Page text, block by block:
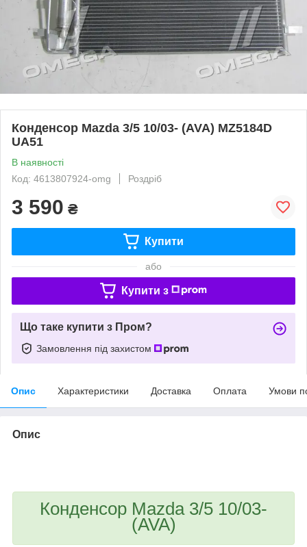
Конденсор Mazda 3/5 10/03- (AVA) MZ5184D
UA51
В наявності
Код: 4613807924-omg
Роздріб
3 590 ₴
Купити
або
Купити з
Що таке купити з Пром?
Замовлення під захистом
Опис Характеристики Доставка Оплата Умови
Опис
Конденсор Mazda 3/5 10/03-
(AVA)